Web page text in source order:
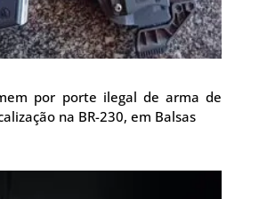
por porte ilegal de arma de
na BR-230, em Balsas